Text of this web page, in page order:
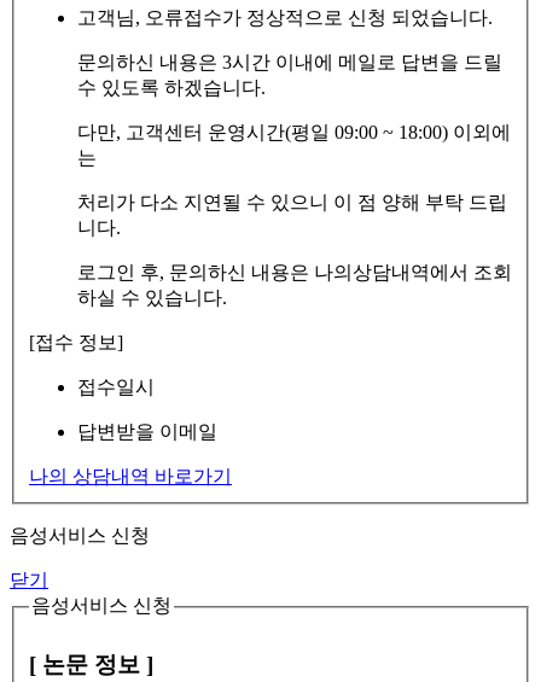
고객님, 오류접수가 정상적으로 신청 되었습니다.
문의하신 내용은 3시간 이내에 메일로 답변을 드릴
수 있도록 하겠습니다.
다만, 고객센터 운영시간(평일 09:00 ~ 18:00) 이외에
는
처리가 다소 지연될 수 있으니 이 점 양해 부탁 드립
니다.
로그인 후, 문의하신 내용은 나의상담내역에서 조회
하실 수 있습니다.
[접수 정보]
접수일시
답변받을 이메일
나의 상담내역 바로가기
음성서비스 신청
닫기
음성서비스 신청
[ 논문 정보 ]